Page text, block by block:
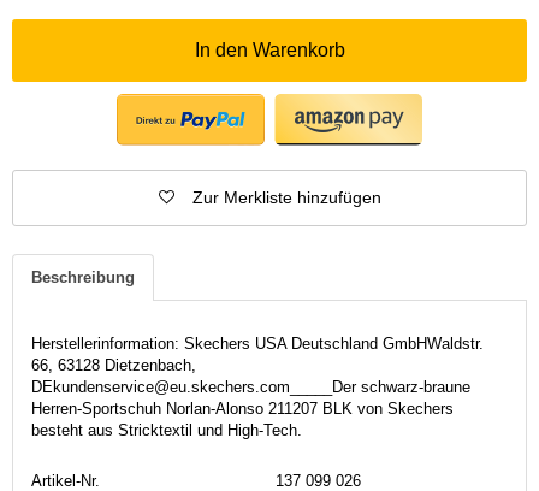
In den Warenkorb
Zur Merkliste hinzufügen
Beschreibung
Herstellerinformation: Skechers USA Deutschland GmbHWaldstr.
66, 63128 Dietzenbach,
DEkundenservice@eu.skechers.com_____Der schwarz-braune
Herren-Sportschuh Norlan-Alonso 211207 BLK von Skechers
besteht aus Stricktextil und High-Tech.
Artikel-Nr.
137 099 026